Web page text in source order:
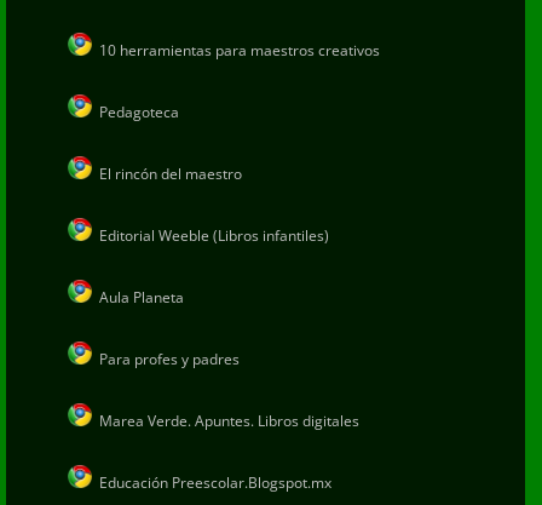
10 herramientas para maestros creativos
Pedagoteca
El rincón del maestro
Editorial Weeble (Libros infantiles)
Aula Planeta
Para profes y padres
Marea Verde. Apuntes. Libros digitales
Educación Preescolar.Blogspot.mx